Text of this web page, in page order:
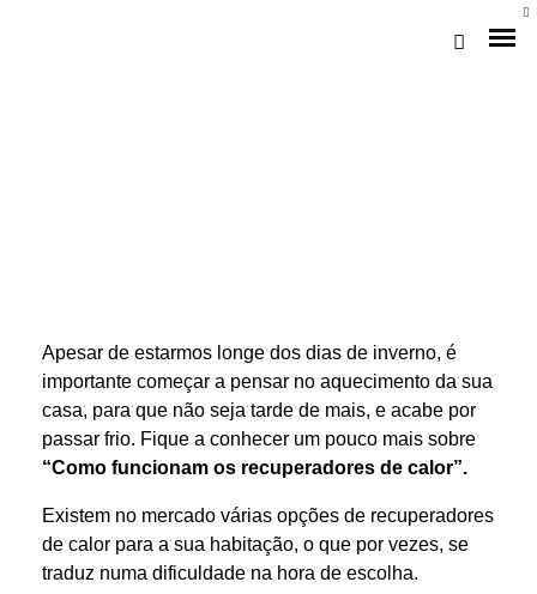
Loja Braga (Sede)
Loja Gaia
Assistência
Pós-venda
Apesar de estarmos longe dos dias de inverno, é
importante começar a pensar no aquecimento da sua
casa, para que não seja tarde de mais, e acabe por
passar frio. Fique a conhecer um pouco mais sobre
“Como funcionam os recuperadores de calor”.
Existem no mercado várias opções de recuperadores
de calor para a sua habitação, o que por vezes, se
traduz numa dificuldade na hora de escolha.